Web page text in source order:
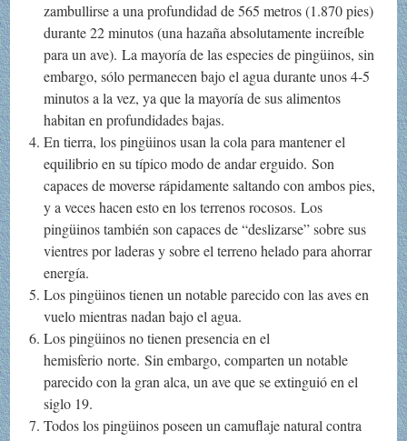
zambullirse a una profundidad de 565 metros (1.870 pies)
durante 22 minutos (una hazaña absolutamente increíble
para un ave). La mayoría de las especies de pingüinos, sin
embargo, sólo permanecen bajo el agua durante unos 4-5
minutos a la vez, ya que la mayoría de sus alimentos
habitan en profundidades bajas.
En tierra, los pingüinos usan la cola para mantener el
equilibrio en su típico modo de andar erguido. Son
capaces de moverse rápidamente saltando con ambos pies,
y a veces hacen esto en los terrenos rocosos. Los
pingüinos también son capaces de “deslizarse” sobre sus
vientres por laderas y sobre el terreno helado para ahorrar
energía.
Los pingüinos tienen un notable parecido con las aves en
vuelo mientras nadan bajo el agua.
Los pingüinos no tienen presencia en el
hemisferio norte. Sin embargo, comparten un notable
parecido con la gran alca, un ave que se extinguió en el
siglo 19.
Todos los pingüinos poseen un camuflaje natural contra